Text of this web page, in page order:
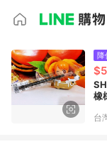
降
橡
台